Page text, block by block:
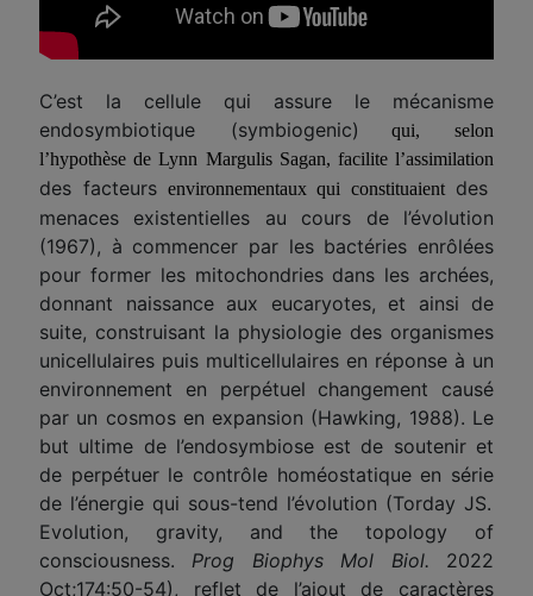
C’est la cellule qui assure le mécanisme
endosymbiotique (symbiogenic)
qui, selon
l’hypothèse de Lynn Margulis Sagan, facilite l’assimilation
des facteursenvironnementaux qui constituaientdes
menaces existentielles au cours de l’évolution
(1967), à commencer par les bactéries enrôlées
pour former les mitochondries dans les archées,
donnant naissance aux eucaryotes, et ainsi de
suite, construisant la physiologie des organismes
unicellulaires puis multicellulaires en réponse à un
environnement en perpétuel changement causé
par un cosmos en expansion (Hawking, 1988). Le
but ultime de l’endosymbioseest de soutenir et
de perpétuer le contrôle homéostatique en série
de l’énergie qui sous-tend l’évolution (Torday JS.
Evolution, gravity, and the topology of
consciousness. Prog Biophys Mol Biol. 2022
Oct;174:50-54), reflet de l’ajout de caractères